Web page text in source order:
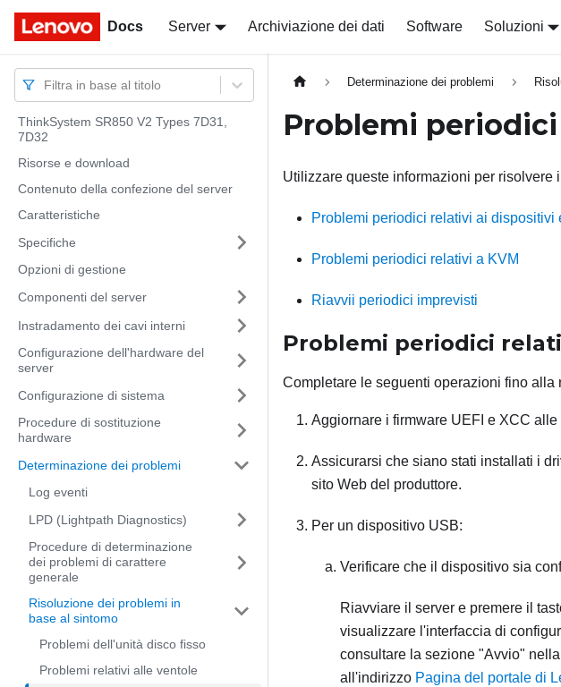
Docs Server Archiviazione dei dati Software Soluzioni
Docs
Filtra in base al titolo
ThinkSystem SR850 V2 Types 7D31,
7D32
Risorse e download
Contenuto della confezione del server
Caratteristiche
Specifiche
Opzioni di gestione
Componenti del server
Instradamento dei cavi interni
Configurazione dell'hardware del
server
Configurazione di sistema
Procedure di sostituzione
hardware
Determinazione dei problemi
Log eventi
LPD (Lightpath Diagnostics)
Procedure di determinazione
dei problemi di carattere
generale
Risoluzione dei problemi in
base al sintomo
Problemi dell'unità disco fisso
Problemi relativi alle ventole
Determinazione dei problemi
Problemi periodici
Utilizzare queste informazioni per risolvere
Problemi periodici relativi ai dispositivi
Problemi periodici relativi a KVM
Riavvii periodici imprevisti
Problemi periodici
Completare le seguenti operazioni fino alla
Aggiornare i firmware UEFI e XCC
Assicurarsi che siano stati installati i
sito Web del produttore.
Per un dispositivo USB:
Verificare che il dispositivo sia
Riavviare il server e premere il
visualizzare l'interfaccia di
consultare la sezione "Avvio"
all'indirizzo Pagina del portale di